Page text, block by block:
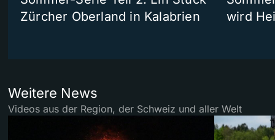
Zürcher Oberland in Kalabrien
wird
Weitere News
Videos aus der Region, der Schweiz und aller Welt